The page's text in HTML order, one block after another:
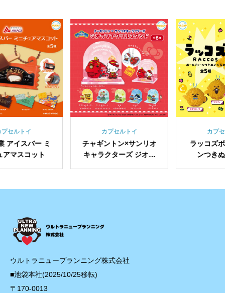
ルトイ
イスバー ミ
マスコット
カプセルトイ
チャギントン×サンリオ
キャラクターズ ジオラ
カプセ
ラッコズボ
ンつきぬ
ウルトラニュープランニング株式会社
■池袋本社(2025/10/25移転)
〒170-0013